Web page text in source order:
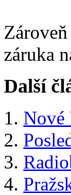
záruka
Další
Nové